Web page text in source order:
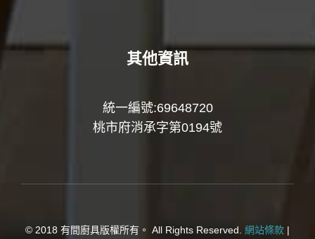
其他資訊
統一編號:69648720
桃市府消承字第0194號
© 2018 有間廚具版權所有。 All Rights Reserved. 網站條款 |